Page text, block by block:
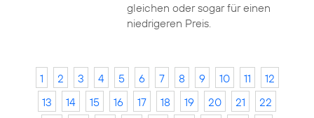
gleichen oder sogar für einen
niedrigeren Preis.
1 2 3 4 5 6 7 8 9 10 11
12
13
14 15 16 17 18 19 20 21
22